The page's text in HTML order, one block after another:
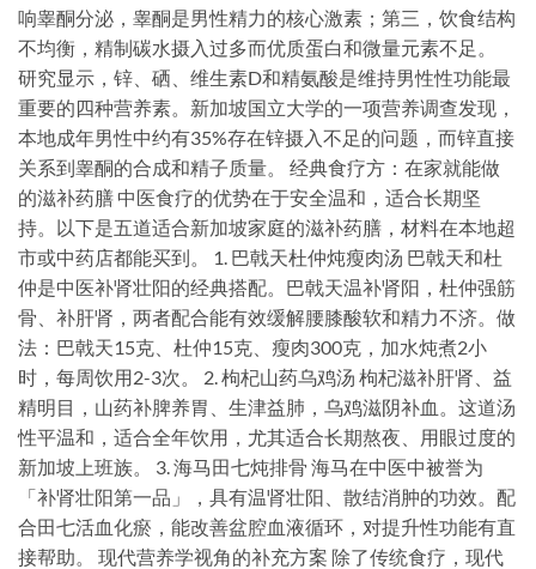
响睾酮分泌，睾酮是男性精力的核心激素；第三，饮食结构
不均衡，精制碳水摄入过多而优质蛋白和微量元素不足。
研究显示，锌、硒、维生素D和精氨酸是维持男性性功能最
重要的四种营养素。新加坡国立大学的一项营养调查发现，
本地成年男性中约有35%存在锌摄入不足的问题，而锌直接
关系到睾酮的合成和精子质量。 经典食疗方：在家就能做
的滋补药膳 中医食疗的优势在于安全温和，适合长期坚
持。以下是五道适合新加坡家庭的滋补药膳，材料在本地超
市或中药店都能买到。 1. 巴戟天杜仲炖瘦肉汤 巴戟天和杜
仲是中医补肾壮阳的经典搭配。巴戟天温补肾阳，杜仲强筋
骨、补肝肾，两者配合能有效缓解腰膝酸软和精力不济。做
法：巴戟天15克、杜仲15克、瘦肉300克，加水炖煮2小
时，每周饮用2-3次。 2. 枸杞山药乌鸡汤 枸杞滋补肝肾、益
精明目，山药补脾养胃、生津益肺，乌鸡滋阴补血。这道汤
性平温和，适合全年饮用，尤其适合长期熬夜、用眼过度的
新加坡上班族。 3. 海马田七炖排骨 海马在中医中被誉为
「补肾壮阳第一品」，具有温肾壮阳、散结消肿的功效。配
合田七活血化瘀，能改善盆腔血液循环，对提升性功能有直
接帮助。 现代营养学视角的补充方案 除了传统食疗，现代